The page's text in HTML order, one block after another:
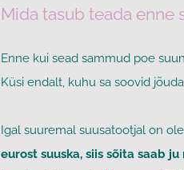
Mida tasub teada enne
Enne kui sead sammud poe
Küsi endalt, kuhu sa soovid
Igal suuremal suusatootjal on
eurost suuska, siis sõita saab